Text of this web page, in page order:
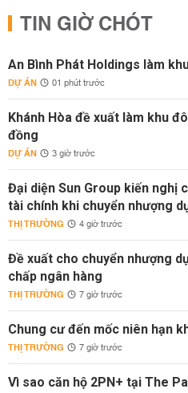
TIN GIỜ CHÓT
An Bình Phát Holdings làm
DỰ ÁN 01 phút trước
Khánh Hòa đề xuất làm khu
đồng
DỰ ÁN 3 giờ trước
Đại diện Sun Group kiến nghị
tài chính khi chuyển nhượng
THỊ TRƯỜNG 4 giờ trước
Đề xuất cho chuyển nhượng
chấp ngân hàng
THỊ TRƯỜNG 7 giờ trước
Chung cư đến mốc niên hạn
THỊ TRƯỜNG 7 giờ trước
Vì sao căn hộ 2PN+ tại The